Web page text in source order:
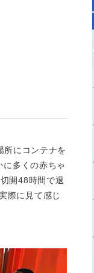
にコンテナを
多くの赤ちゃ
開48時間で退
際に見て感じ